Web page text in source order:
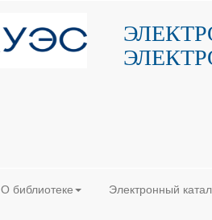
О библиотеке Электронный